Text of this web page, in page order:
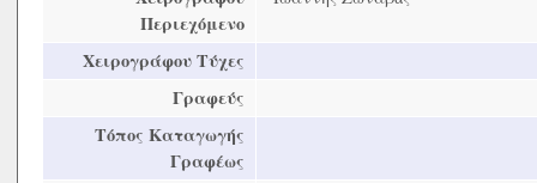
Περιεχόμενο
Χειρογράφου Τύχες
Γραφεύς
Τόπος Καταγωγής
Γραφέως